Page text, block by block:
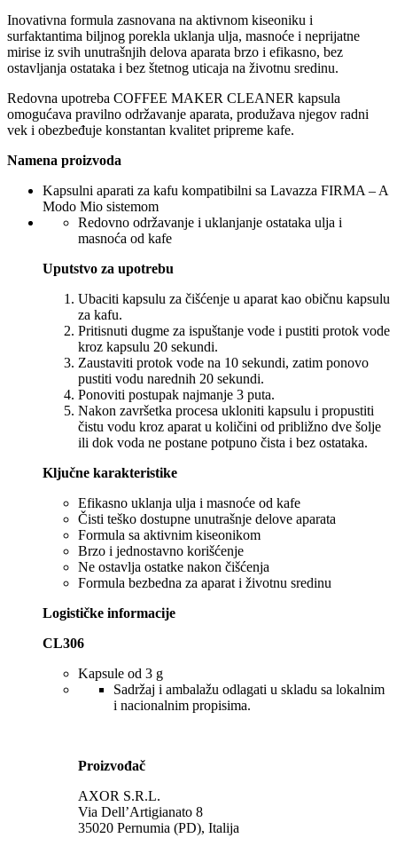
Inovativna formula zasnovana na aktivnom kiseoniku i
surfaktantima biljnog porekla uklanja ulja, masnoće i neprijatne
mirise iz svih unutrašnjih delova aparata brzo i efikasno, bez
ostavljanja ostataka i bez štetnog uticaja na životnu sredinu.
Redovna upotreba COFFEE MAKER CLEANER kapsula
omogućava pravilno održavanje aparata, produžava njegov radni
vek i obezbeđuje konstantan kvalitet pripreme kafe.
Namena proizvoda
Kapsulni aparati za kafu kompatibilni sa Lavazza FIRMA – A
Modo Mio sistemom
Redovno održavanje i uklanjanje ostataka ulja i
masnoća od kafe
Uputstvo za upotrebu
Ubaciti kapsulu za čišćenje u aparat kao običnu kapsulu
za kafu.
Pritisnuti dugme za ispuštanje vode i pustiti protok vode
kroz kapsulu 20 sekundi.
Zaustaviti protok vode na 10 sekundi, zatim ponovo
pustiti vodu narednih 20 sekundi.
Ponoviti postupak najmanje 3 puta.
Nakon završetka procesa ukloniti kapsulu i propustiti
čistu vodu kroz aparat u količini od približno dve šolje
ili dok voda ne postane potpuno čista i bez ostataka.
Ključne karakteristike
Efikasno uklanja ulja i masnoće od kafe
Čisti teško dostupne unutrašnje delove aparata
Formula sa aktivnim kiseonikom
Brzo i jednostavno korišćenje
Ne ostavlja ostatke nakon čišćenja
Formula bezbedna za aparat i životnu sredinu
Logističke informacije
CL306
Kapsule od 3 g
Sadržaj i ambalažu odlagati u skladu sa lokalnim
i nacionalnim propisima.
Proizvođač
AXOR S.R.L.
Via Dell’Artigianato 8
35020 Pernumia (PD), Italija